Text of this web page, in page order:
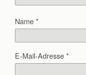
Name*
E-Mail-Adresse*